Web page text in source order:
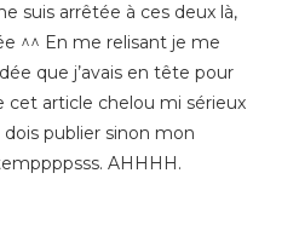
suis arrêtée à ces deux là,
^^ En me relisant je me
que j’avais en tête pour
cet article chelou mi sérieux
publier sinon mon
AHHHH.